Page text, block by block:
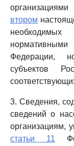
втором
необходимых
Федерации,
субъектов
3. Сведения,
сведений о
организациям,
статьи 11